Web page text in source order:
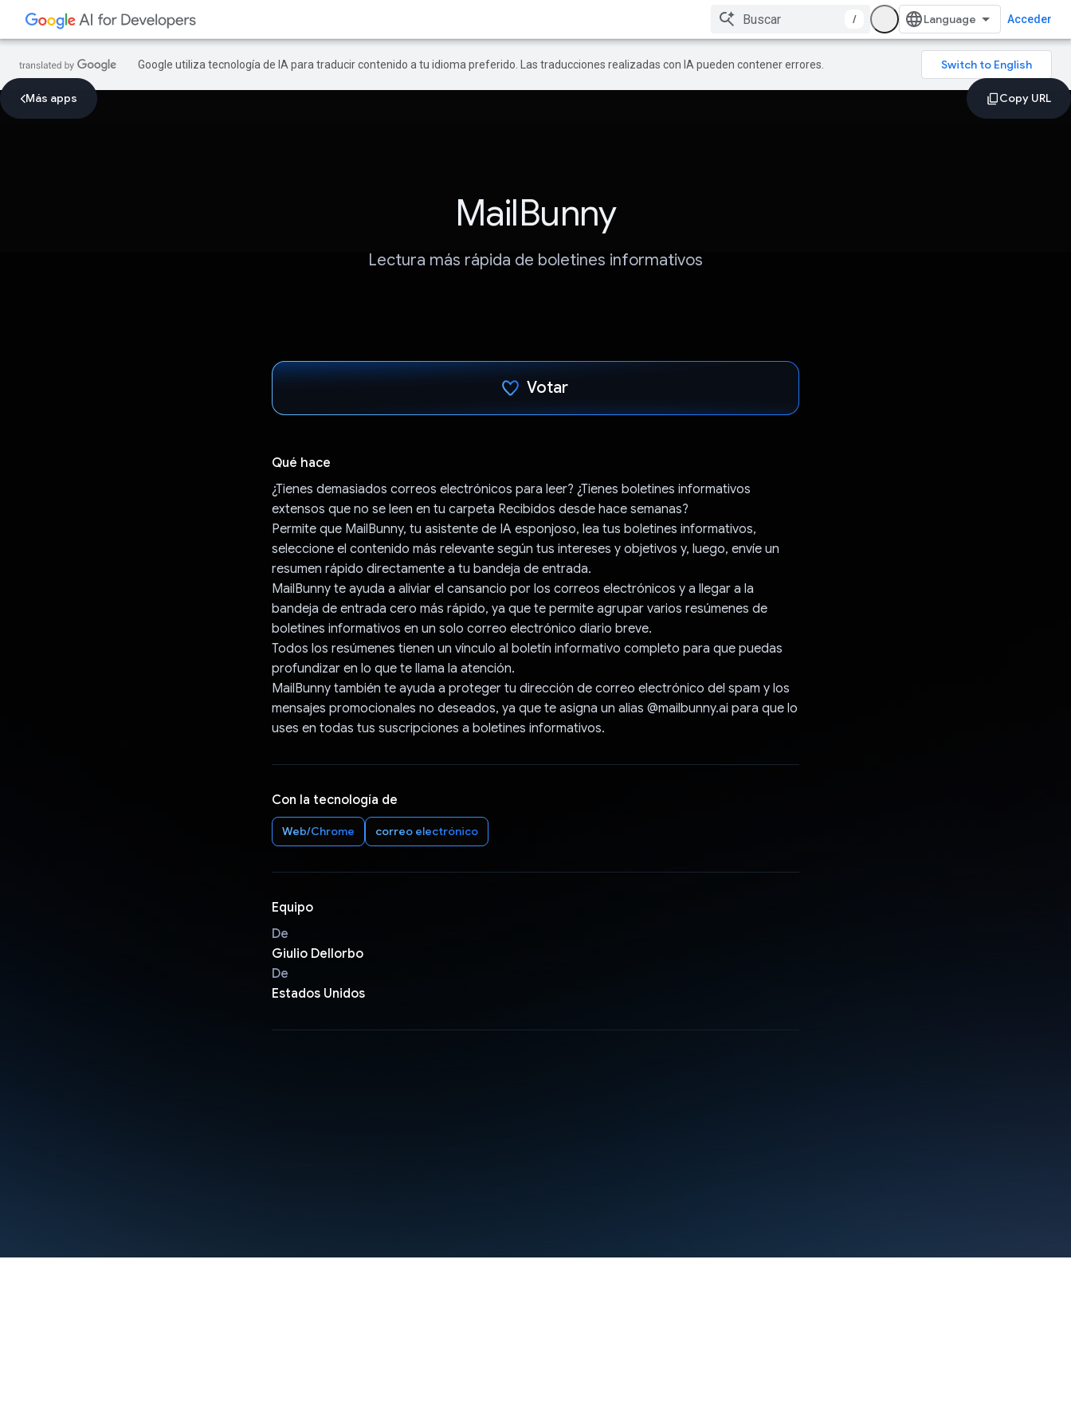
/ Acceder
Google utiliza tecnología de IA para traducir contenido a tu idioma preferido. Las traducciones realizadas con IA pueden contener errores.
Más apps
MailBunny
Lectura más rápida de boletines informativos
Votar
Qué hace
¿Tienes demasiados correos electrónicos para leer? ¿Tienes boletines informativos
extensos que no se leen en tu carpeta Recibidos desde hace semanas?
Permite que MailBunny, tu asistente de IA esponjoso, lea tus boletines informativos,
seleccione el contenido más relevante según tus intereses y objetivos y, luego, envíe un
resumen rápido directamente a tu bandeja de entrada.
MailBunny te ayuda a aliviar el cansancio por los correos electrónicos y a llegar a la
bandeja de entrada cero más rápido, ya que te permite agrupar varios resúmenes de
boletines informativos en un solo correo electrónico diario breve.
Todos los resúmenes tienen un vínculo al boletín informativo completo para que puedas
profundizar en lo que te llama la atención.
MailBunny también te ayuda a proteger tu dirección de correo electrónico del spam y los
mensajes promocionales no deseados, ya que te asigna un alias @mailbunny.ai para que lo
uses en todas tus suscripciones a boletines informativos.
Con la tecnología de
Web/Chrome correo electrónico
Equipo
De
Giulio Dellorbo
De
Estados Unidos